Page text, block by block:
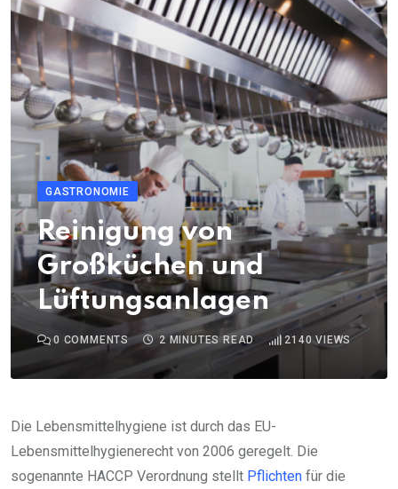
GASTRONOMIE
Reinigung von
Großküchen und
Lüftungsanlagen
0 COMMENTS 2 MINUTES READ 2140 VIEWS
Die Lebensmittelhygiene ist durch das EU-
Lebensmittelhygienerecht von 2006 geregelt. Die
sogenannte HACCP Verordnung stellt Pflichten für die